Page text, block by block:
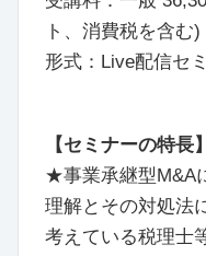
ト、消費税を含む)
形式：Live配信セ
【セミナーの特長】
★事業承継型M&A
理解とその対処法
考えている税理士